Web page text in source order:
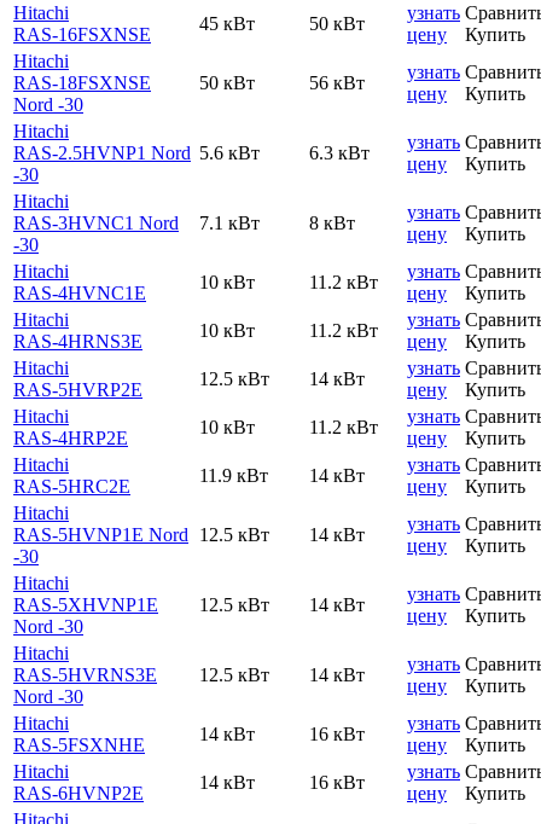
Hitachi
RAS-16FSXNSE
45 кВт 50 кВт
узнать
цену
Купить
Hitachi
RAS-18FSXNSE
Nord -30
50 кВт 56 кВт
узнать
цену
Купить
Hitachi
RAS-2.5HVNP1 Nord
-30
5.6 кВт 6.3 кВт
узнать
цену
Купить
Hitachi
RAS-3HVNC1 Nord
-30
7.1 кВт 8 кВт
узнать
цену
Купить
Hitachi
RAS-4HVNC1E
10 кВт 11.2 кВт
узнать
цену
Купить
Hitachi
RAS-4HRNS3E
10 кВт 11.2 кВт
узнать
цену
Купить
Hitachi
RAS-5HVRP2E
12.5 кВт 14 кВт
узнать
цену
Купить
Hitachi
RAS-4HRP2E
10 кВт 11.2 кВт
узнать
цену
Купить
Hitachi
RAS-5HRC2E
11.9 кВт 14 кВт
узнать
цену
Купить
Hitachi
RAS-5HVNP1E Nord
-30
12.5 кВт 14 кВт
узнать
цену
Купить
Hitachi
RAS-5XHVNP1E
Nord -30
12.5 кВт 14 кВт
узнать
цену
Купить
Hitachi
RAS-5HVRNS3E
Nord -30
12.5 кВт 14 кВт
узнать
цену
Купить
Hitachi
RAS-5FSXNHE
14 кВт 16 кВт
узнать
цену
Купить
Hitachi
RAS-6HVNP2E
14 кВт 16 кВт
узнать
цену
Купить
Hitachi